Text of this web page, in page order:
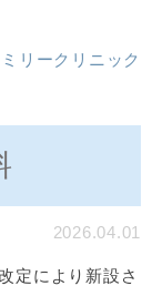
リークリニック
2026.04.01
定により新設さ